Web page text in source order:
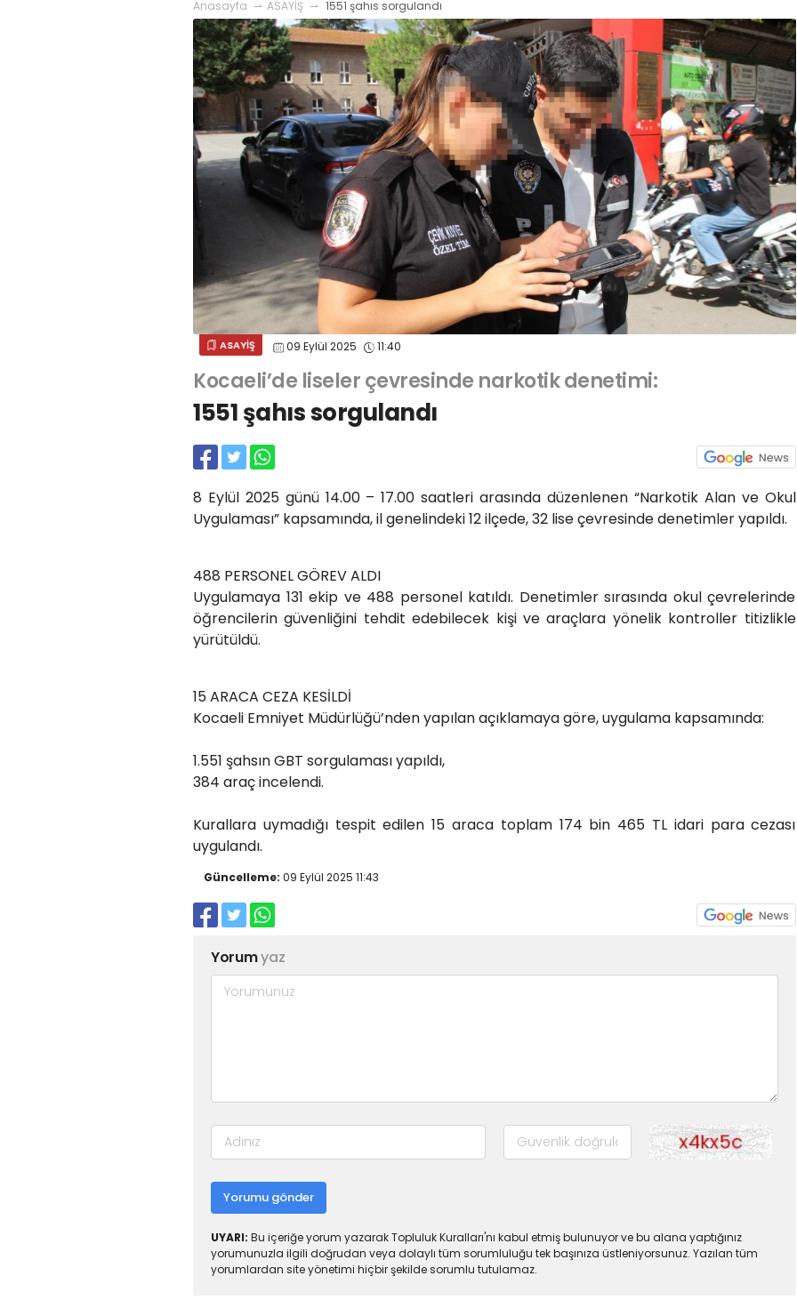
Anasayfa ASAYİŞ 1551 şahıs sorgulandı
ASAYİŞ 09 Eylül 2025 11:40
Kocaeli’de liseler çevresinde narkotik denetimi:
1551 şahıs sorgulandı
8 Eylül 2025 günü 14.00 – 17.00 saatleri arasında düzenlenen “Narkotik Alan ve Okul
Uygulaması” kapsamında, il genelindeki 12 ilçede, 32 lise çevresinde denetimler yapıldı.
488 PERSONEL GÖREV ALDI
Uygulamaya 131 ekip ve 488 personel katıldı. Denetimler sırasında okul çevrelerinde
öğrencilerin güvenliğini tehdit edebilecek kişi ve araçlara yönelik kontroller titizlikle
yürütüldü.
15 ARACA CEZA KESİLDİ
Kocaeli Emniyet Müdürlüğü’nden yapılan açıklamaya göre, uygulama kapsamında:
1.551 şahsın GBT sorgulaması yapıldı,
384 araç incelendi.
Kurallara uymadığı tespit edilen 15 araca toplam 174 bin 465 TL idari para cezası
uygulandı.
Güncelleme: 09 Eylül 2025 11:43
Yorumyaz
Yorumu gönder
UYARI: Bu içeriğe yorum yazarak Topluluk Kuralları'nı kabul etmiş bulunuyor ve bu alana yaptığınız
yorumunuzla ilgili doğrudan veya dolaylı tüm sorumluluğu tek başınıza üstleniyorsunuz. Yazılan tüm
yorumlardan site yönetimi hiçbir şekilde sorumlu tutulamaz.